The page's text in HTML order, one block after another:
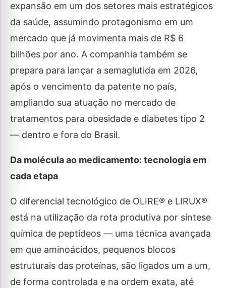
expansão em um dos setores mais estratégicos
da saúde, assumindo protagonismo em um
mercado que já movimenta mais de R$ 6
bilhões por ano. A companhia também se
prepara para lançar a semaglutida em 2026,
após o vencimento da patente no país,
ampliando sua atuação no mercado de
tratamentos para obesidade e diabetes tipo 2
— dentro e fora do Brasil.
Da molécula ao medicamento: tecnologia em
cada etapa
O diferencial tecnológico de OLIRE® e LIRUX®
está na utilização da rota produtiva por síntese
química de peptídeos — uma técnica avançada
em que aminoácidos, pequenos blocos
estruturais das proteínas, são ligados um a um,
de forma controlada e na ordem exata, até